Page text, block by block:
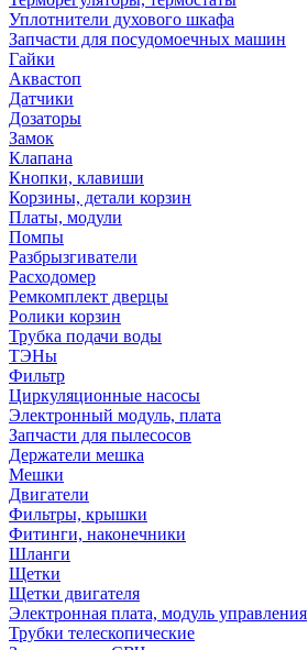
Уплотнители духового шкафа
Запчасти для посудомоечных машин
Гайки
Аквастоп
Датчики
Дозаторы
Замок
Клапана
Кнопки, клавиши
Корзины, детали корзин
Платы, модули
Помпы
Разбрызгиватели
Расходомер
Ремкомплект дверцы
Ролики корзин
Трубка подачи воды
ТЭНы
Фильтр
Циркуляционные насосы
Электронный модуль, плата
Запчасти для пылесосов
Держатели мешка
Мешки
Двигатели
Фильтры, крышки
Фитинги, наконечники
Шланги
Щетки
Щетки двигателя
Электронная плата, модуль управления
Трубки телескопические